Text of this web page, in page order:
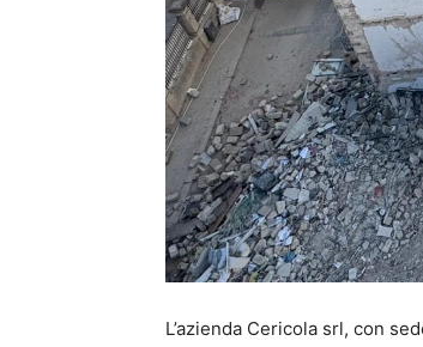
L’azienda Cericola srl, con